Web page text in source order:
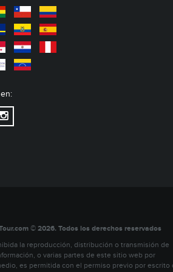
© 2026. Todos los derechos reservados
la reproducción, distribución o transmisión de
o varias partes de este sitio web por
es permitida con el permiso previo por escrito